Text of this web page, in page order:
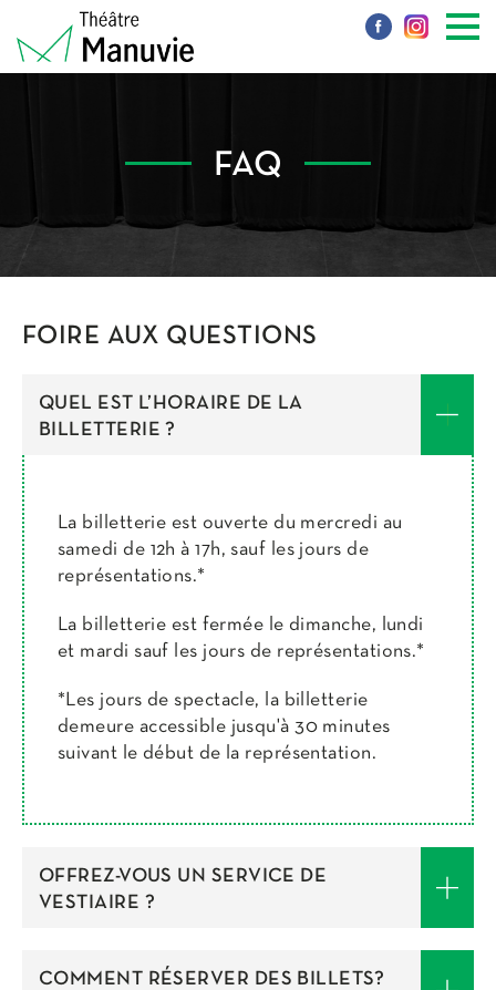
FAQ
FOIRE AUX QUESTIONS
QUEL EST L’HORAIRE DE LA
BILLETTERIE ?
La billetterie est ouverte du mercredi au
samedi de 12h à 17h, sauf les jours de
représentations.*
La billetterie est fermée le dimanche, lundi
et mardi sauf les jours de représentations.*
*Les jours de spectacle, la billetterie
demeure accessible jusqu'à 30 minutes
suivant le début de la représentation.
OFFREZ-VOUS UN SERVICE DE
VESTIAIRE ?
COMMENT RÉSERVER DES BILLETS?